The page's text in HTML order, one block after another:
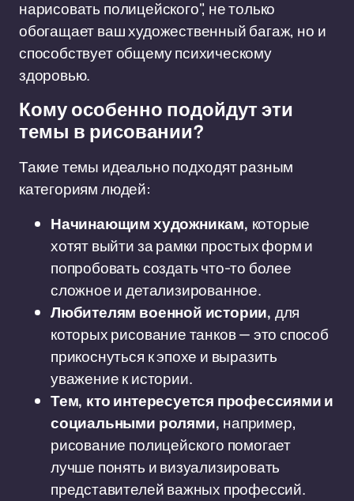
нарисовать полицейского", не только
обогащает ваш художественный багаж, но и
способствует общему психическому
здоровью.
Кому особенно подойдут эти
темы в рисовании?
Такие темы идеально подходят разным
категориям людей:
Начинающим художникам, которые
хотят выйти за рамки простых форм и
попробовать создать что-то более
сложное и детализированное.
Любителям военной истории, для
которых рисование танков — это способ
прикоснуться к эпохе и выразить
уважение к истории.
Тем, кто интересуется профессиями и
социальными ролями, например,
рисование полицейского помогает
лучше понять и визуализировать
представителей важных профессий.